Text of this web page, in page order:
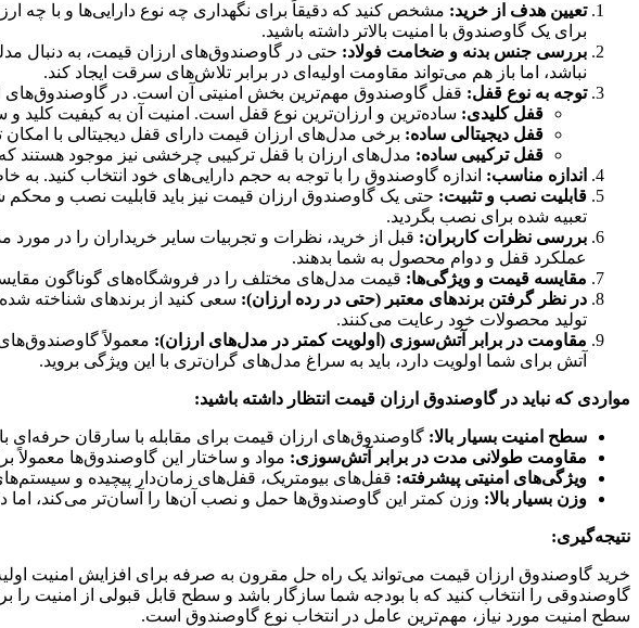
تعیین هدف از خرید: مشخص کنید که دقیقاً برای نگهداری چه نوع دارایی‌ها و با چه
برای یک گاوصندوق با امنیت بالاتر داشته باشید.
بررسی جنس بدنه و ضخامت فولاد: حتی در گاوصندوق‌های ارزان قیمت، به دنبال
نباشد، اما باز هم می‌تواند مقاومت اولیه‌ای در برابر تلاش‌های سرقت ایجاد کند.
توجه به نوع قفل: قفل گاوصندوق مهم‌ترین بخش امنیتی آن است. در گاوصندوق‌های
قفل کلیدی: ساده‌ترین و ارزان‌ترین نوع قفل است. امنیت آن به کیفیت کلید و
قفل دیجیتالی ساده: برخی مدل‌های ارزان قیمت دارای قفل دیجیتالی با
قفل ترکیبی ساده: مدل‌های ارزان با قفل ترکیبی چرخشی نیز موجود هستند
اندازه مناسب: اندازه گاوصندوق را با توجه به حجم دارایی‌های خود انتخاب کنید.
قابلیت نصب و تثبیت: حتی یک گاوصندوق ارزان قیمت نیز باید قابلیت نصب و محکم
تعبیه شده برای نصب بگردید.
بررسی نظرات کاربران: قبل از خرید، نظرات و تجربیات سایر خریداران را در
عملکرد قفل و دوام محصول به شما بدهند.
مقایسه قیمت و ویژگی‌ها: قیمت مدل‌های مختلف را در فروشگاه‌های گوناگون مقایسه
در نظر گرفتن برندهای معتبر (حتی در رده ارزان): سعی کنید از برندهای شناخته
تولید محصولات خود رعایت می‌کنند.
مقاومت در برابر آتش‌سوزی (اولویت کمتر در مدل‌های ارزان): معمولاً گاوصندوق‌های
آتش برای شما اولویت دارد، باید به سراغ مدل‌های گران‌تری با این ویژگی بروید.
مواردی که نباید در گاوصندوق ارزان قیمت انتظار داشته باشید:
سطح امنیت بسیار بالا: گاوصندوق‌های ارزان قیمت برای مقابله با سارقان حرفه‌ای
مقاومت طولانی مدت در برابر آتش‌سوزی: مواد و ساختار این گاوصندوق‌ها
ویژگی‌های امنیتی پیشرفته: قفل‌های بیومتریک، قفل‌های زمان‌دار پیچیده و
وزن بسیار بالا: وزن کمتر این گاوصندوق‌ها حمل و نصب آن‌ها را آسان‌تر می‌کند،
نتیجه‌گیری:
خرید گاوصندوق ارزان قیمت می‌تواند یک راه حل مقرون به صرفه برای افزایش امنیت
گاوصندوقی را انتخاب کنید که با بودجه شما سازگار باشد و سطح قابل قبولی از امنیت
سطح امنیت مورد نیاز، مهم‌ترین عامل در انتخاب نوع گاوصندوق است.